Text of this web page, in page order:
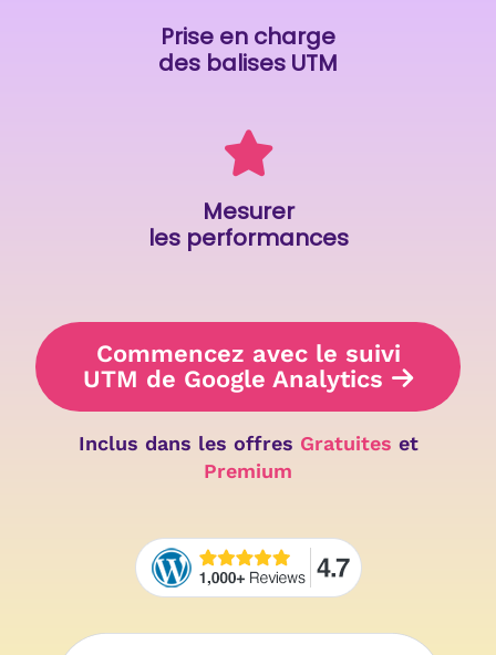
Prise en charge
des balises UTM
Mesurer
les performances
Commencez avec le suivi
UTM de Google Analytics
Inclus dans les offres Gratuites et
Premium